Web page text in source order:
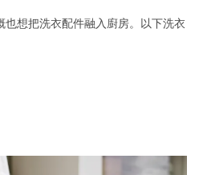
想把洗衣配件融入廚房。以下洗衣